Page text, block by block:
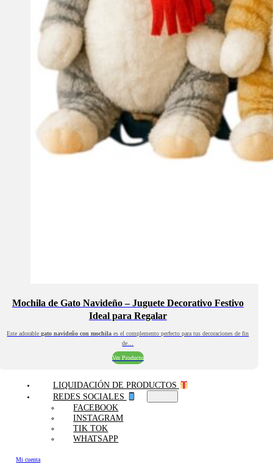
Mochila de Gato Navideño – Juguete Decorativo Festivo
Ideal para Regalar
Este adorablegato navideño con mochila es el complemento perfecto para tus decoraciones de fin
de…
Ver Producto
LIQUIDACIÓN DE PRODUCTOS
REDES SOCIALES
FACEBOOK
INSTAGRAM
TIK TOK
WHATSAPP
Mi cuenta